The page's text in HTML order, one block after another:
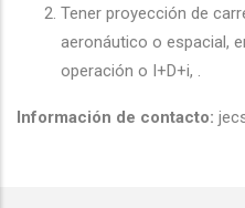
Tener proyección de
aeronáutico o espacial,
operación o I+D+i, .
Información de contacto: